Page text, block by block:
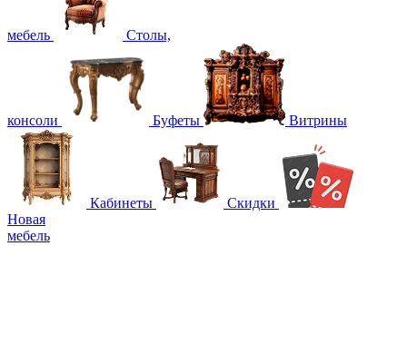
мебель Столы,
консоли Буфеты Витрины
Кабинеты
Скидки
Новая
мебель